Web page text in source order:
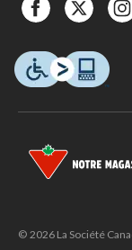
© 2026 La Société